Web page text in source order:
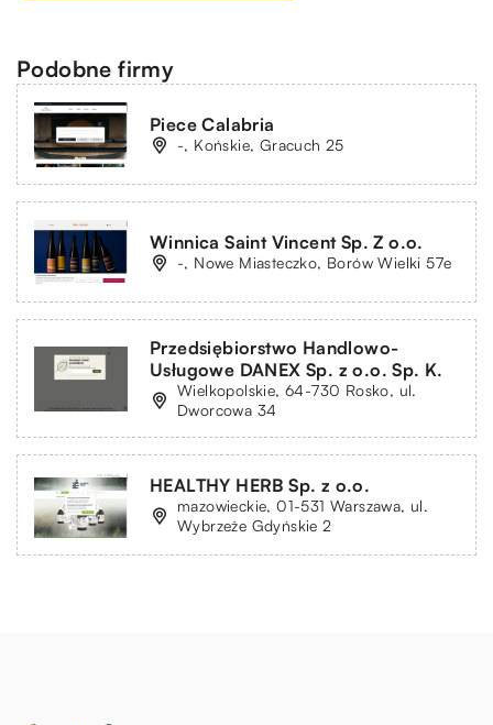
Podobne firmy
Piece Calabria
-, Końskie, Gracuch 25
Winnica Saint Vincent Sp. Z o.o.
-, Nowe Miasteczko, Borów Wielki 57e
Przedsiębiorstwo Handlowo-
Usługowe DANEX Sp. z o.o. Sp. K.
Wielkopolskie, 64-730 Rosko, ul.
Dworcowa 34
HEALTHY HERB Sp. z o.o.
mazowieckie, 01-531 Warszawa, ul.
Wybrzeże Gdyńskie 2